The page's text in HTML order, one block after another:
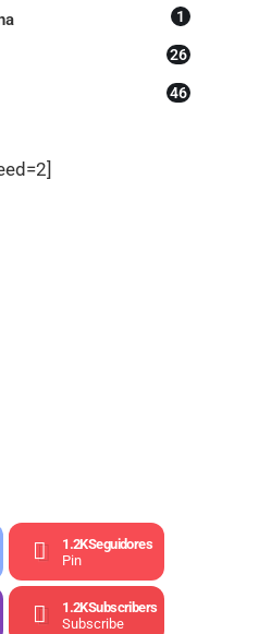
1
26
46
1.2KSeguidores
Pin
1.2KSubscribers
Subscribe